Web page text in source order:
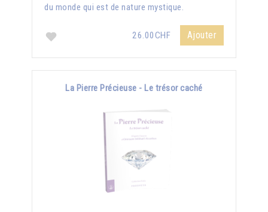
du monde qui est de nature mystique.
26.00CHF Ajouter
La Pierre Précieuse - Le trésor caché